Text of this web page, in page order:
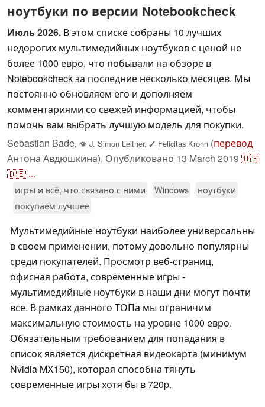
ноутбуки по версии Notebookcheck
Июль 2026. В этом списке собраны 10 лучших
недорогих мультимедийных ноутбуков с ценой не
более 1000 евро, что побывали на обзоре в
Notebookcheck за последние несколько месяцев. Мы
постоянно обновляем его и дополняем
комментариями со свежей информацией, чтобы
помочь вам выбрать лучшую модель для покупки.
Sebastian Bade, 👁 J. Simon Leitner, ✓ Felicitas Krohn (перевод
Антона Авдюшкина), Опубликовано 13 March 2019 🇺🇸
🇩🇪 ...
игры и всё, что связано с ними Windows
ноутбуки
покупаем лучшее
Мультимедийные ноутбуки наиболее универсальны
в своем применении, потому довольно популярны
среди покупателей. Просмотр веб-страниц,
офисная работа, современные игры -
мультимедийные ноутбуки в наши дни могут почти
все. В рамках данного ТОПа мы ограничим
максимальную стоимость на уровне 1000 евро.
Обязательным требованием для попадания в
список является дискретная видеокарта (минимум
Nvidia MX150), которая способна тянуть
современные игры хотя бы в 720p.